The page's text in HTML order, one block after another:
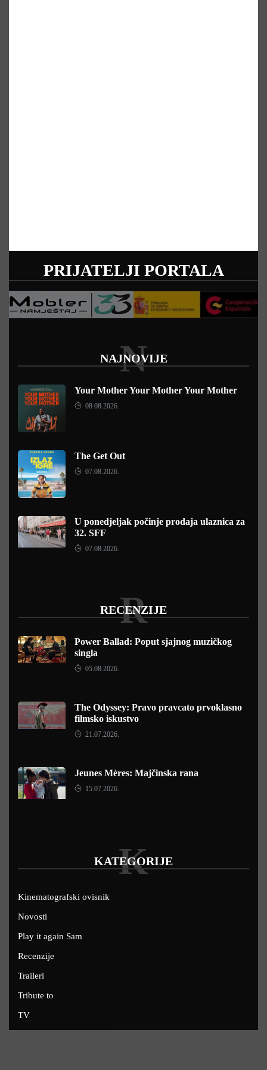
PRIJATELJI PORTALA
NAJNOVIJE
N
Your Mother Your Mother Your Mother
08.08.2026.
The Get Out
07.08.2026.
U ponedjeljak počinje prodaja ulaznica za
32. SFF
07.08.2026.
RECENZIJE
R
Power Ballad: Poput sjajnog muzičkog
singla
05.08.2026.
The Odyssey: Pravo pravcato prvoklasno
filmsko iskustvo
21.07.2026.
Jeunes Mères: Majčinska rana
15.07.2026.
KATEGORIJE
K
Kinematografski ovisnik
Novosti
Play it again Sam
Recenzije
Traileri
Tribute to
TV